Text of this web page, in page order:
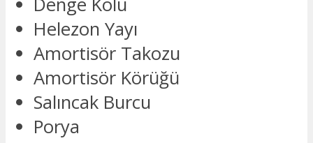
Helezon Yayı
Amortisör Takozu
Amortisör Körüğü
Salıncak Burcu
Porya